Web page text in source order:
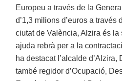
Europeu a través de la
d’1,3 milions d’euros a través
ciutat de València, Alzira és
ajuda rebrà per a la
ha destacat l’alcalde
també regidor d’Ocupació,